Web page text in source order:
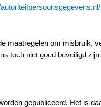
maatregelen om misbruik,
toch niet goed beveiligd
gepubliceerd. Het is